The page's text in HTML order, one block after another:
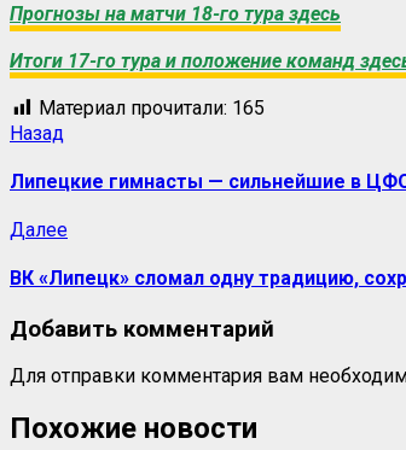
Прогнозы на матчи 18-го тура здесь
Итоги 17-го тура и положение команд
Материал прочитали: 165
Назад
Липецкие гимнасты — сильнейшие в
Далее
ВК «Липецк» сломал одну традицию,
Добавить комментарий
Для отправки комментария вам
Похожие новости